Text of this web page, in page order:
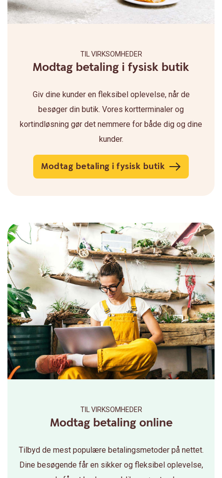
TIL VIRKSOMHEDER
Modtag betaling i fysisk butik
Giv dine kunder en fleksibel oplevelse, når de
besøger din butik. Vores kortterminaler og
kortindløsning gør det nemmere for både dig og dine
kunder.
Modtag betaling i fysisk butik
TIL VIRKSOMHEDER
Modtag betaling online
Tilbyd de mest populære betalingsmetoder på nettet.
Dine besøgende får en sikker og fleksibel oplevelse,